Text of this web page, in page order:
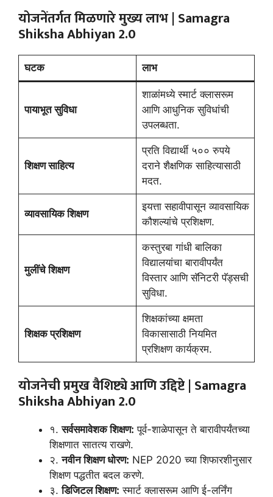
योजनेंतर्गत मिळणारे मुख्य लाभ |Samagra
Shiksha Abhiyan 2.0
घटक लाभ
पायाभूत सुविधा
शाळांमध्ये स्मार्ट क्लासरूम
आणि आधुनिक सुविधांची
उपलब्धता.
शिक्षण साहित्य
प्रति विद्यार्थी ५०० रुपये
दराने शैक्षणिक साहित्यासाठी
मदत.
व्यावसायिक शिक्षण
इयत्ता सहावीपासून व्यावसायिक
कौशल्यांचे प्रशिक्षण.
मुलींचे शिक्षण
कस्तुरबा गांधी बालिका
विद्यालयांचा बारावीपर्यंत
विस्तार आणि सॅनिटरी पॅड्सची
सुविधा.
शिक्षक प्रशिक्षण
शिक्षकांच्या क्षमता
विकासासाठी नियमित
प्रशिक्षण कार्यक्रम.
योजनेची प्रमुख वैशिष्ट्ये आणि उद्दिष्टे |Samagra
Shiksha Abhiyan 2.0
१.सर्वसमावेशक शिक्षण: पूर्व-शाळेपासून ते बारावीपर्यंतच्या
शिक्षणात सातत्य राखणे.
२.नवीन शिक्षण धोरण: NEP 2020 च्या शिफारशीनुसार
शिक्षण पद्धतीत बदल करणे.
३.डिजिटल शिक्षण: स्मार्ट क्लासरूम आणि ई-लर्निंग